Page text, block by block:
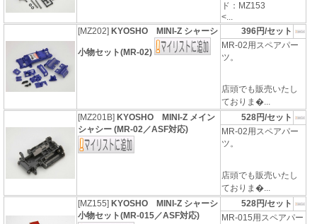
ド：MZ153
<...
[MZ202] KYOSHO MINI-Z シャーシ
小物セット(MR-02)
396円/セット
MR-02用スペアパー
ツ。
店頭でも販売いたし
ておりま�...
[MZ201B] KYOSHO MINI-Z メイン
シャシー (MR-02／ASF対応)
528円/セット
MR-02用スペアパー
ツ。
店頭でも販売いたし
ておりま�...
[MZ155] KYOSHO MINI-Z シャーシ
小物セット(MR-015／ASF対応)
528円/セット
MR-015用スペアパー